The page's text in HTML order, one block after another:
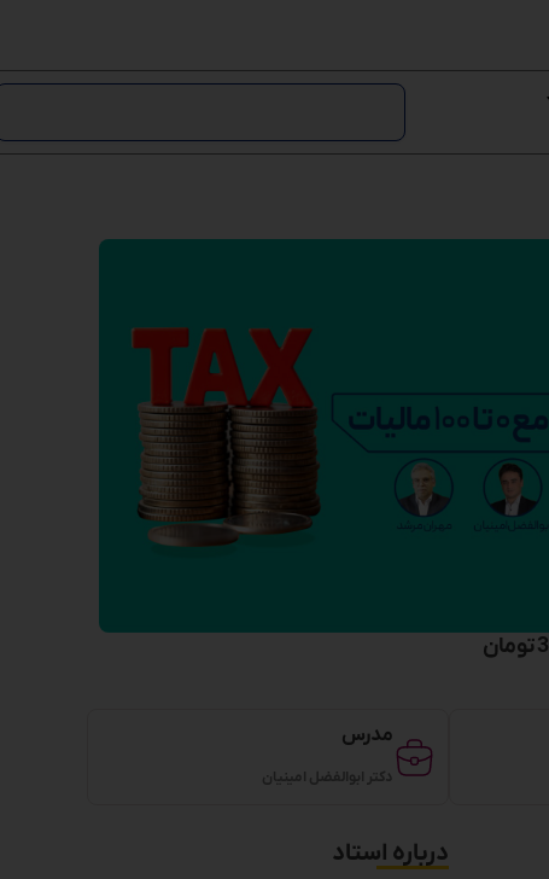
تومان
مدرس
دکتر ابوالفضل امینیان
درباره استاد